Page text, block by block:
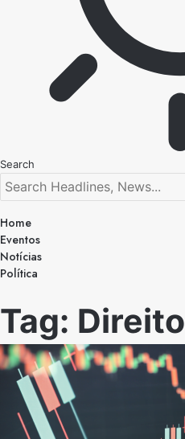
Search
Home
Eventos
Notícias
Política
Tag: Direito